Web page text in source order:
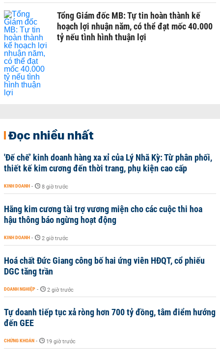
Tổng Giám đốc MB: Tự tin hoàn thành kế
hoạch lợi nhuận năm, có thể đạt mốc 40.000
tỷ nếu tình hình thuận lợi
Đọc nhiều nhất
'Đế chế’ kinh doanh hàng xa xỉ của Lý Nhã Kỳ: Từ phân phối,
thiết kế kim cương đến thời trang, phụ kiện cao cấp
KINH DOANH - 8 giờ trước
Hãng kim cương tài trợ vương miện cho các cuộc thi hoa
hậu thông báo ngừng hoạt động
KINH DOANH - 2 giờ trước
Hoá chất Đức Giang công bố hai ứng viên HĐQT, cổ phiếu
DGC tăng trần
DOANH NGHIỆP - 2 giờ trước
Tự doanh tiếp tục xả ròng hơn 700 tỷ đồng, tâm điểm hướng
đến GEE
CHỨNG KHOÁN - 19 giờ trước